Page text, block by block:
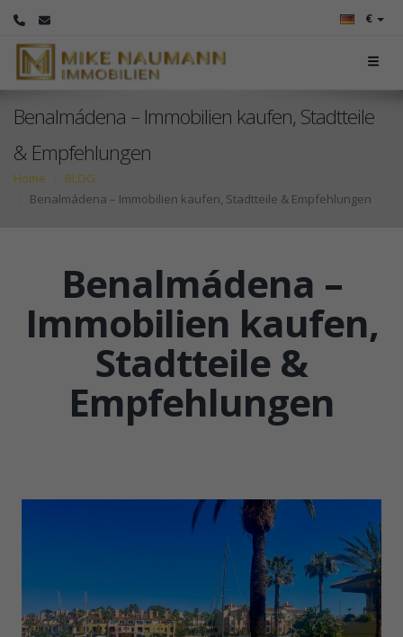
€
Benalmádena – Immobilien kaufen, Stadtteile
& Empfehlungen
Home
BLOG
Benalmádena – Immobilien kaufen, Stadtteile & Empfehlungen
Benalmádena –
Immobilien kaufen,
Stadtteile &
Empfehlungen